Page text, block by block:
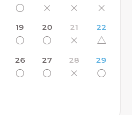
〇 × × ×
19
〇
20
〇
21
×
22
△
26
〇
27
〇
28
×
29
〇